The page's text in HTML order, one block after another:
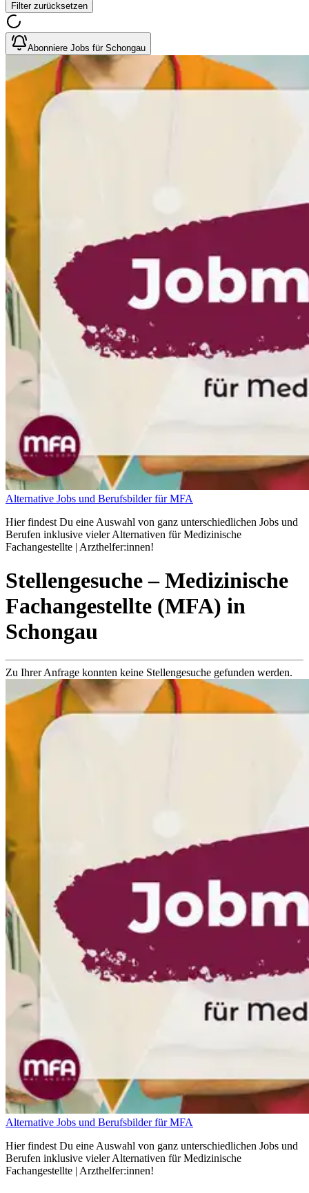
Filter zurücksetzen
Abonniere Jobs für Schongau
Alternative Jobs und Berufsbilder für MFA
Hier findest Du eine Auswahl von ganz unterschiedlichen Jobs und
Berufen inklusive vieler Alternativen für Medizinische
Fachangestellte | Arzthelfer:innen!
Stellengesuche– Medizinische
Fachangestellte (MFA) in
Schongau
Zu Ihrer Anfrage konnten keine Stellengesuche gefunden werden.
Alternative Jobs und Berufsbilder für MFA
Hier findest Du eine Auswahl von ganz unterschiedlichen Jobs und
Berufen inklusive vieler Alternativen für Medizinische
Fachangestellte | Arzthelfer:innen!